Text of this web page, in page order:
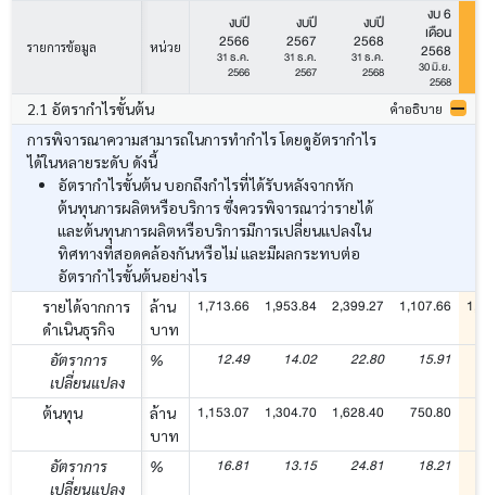
รายการข้อมูล หน่วย
งบปี
2566
31 ธ.ค.
2566
งบปี
2567
31 ธ.ค.
2567
งบปี
2568
31 ธ.ค.
2568
งบ 6
เดือน
2568
30 มิ.ย.
2568
2.1 อัตรากำไรขั้นต้น คำอธิบาย
การพิจารณาความสามารถในการทำกำไร โดยดูอัตรากำไร
ได้ในหลายระดับ ดังนี้
อัตรากำไรขั้นต้น บอกถึงกำไรที่ได้รับหลังจากหัก
ต้นทุนการผลิตหรือบริการ ซึ่งควรพิจารณาว่ารายได้
และต้นทุนการผลิตหรือบริการมีการเปลี่ยนแปลงใน
ทิศทางที่สอดคล้องกันหรือไม่ และมีผลกระทบต่อ
อัตรากำไรขั้นต้นอย่างไร
รายได้จากการ
ดำเนินธุรกิจ
ล้าน
บาท
1,713.66 1,953.84 2,399.27 1,107.66
อัตราการ
เปลี่ยนแปลง
% 12.49 14.02 22.80 15.91
ต้นทุน
ล้าน
บาท
1,153.07 1,304.70 1,628.40 750.80
อัตราการ
เปลี่ยนแปลง
% 16.81 13.15 24.81 18.21